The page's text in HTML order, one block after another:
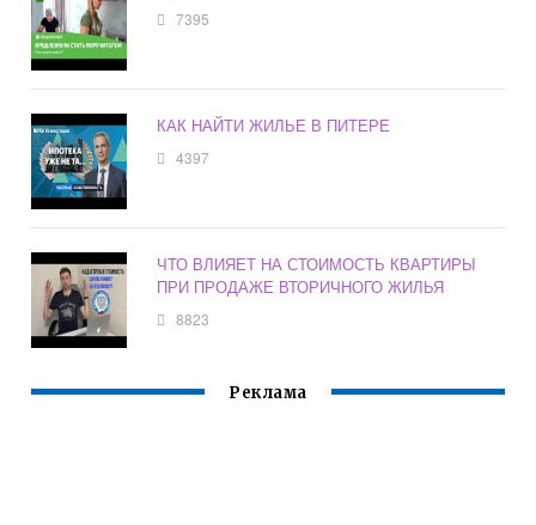
7395
КАК НАЙТИ ЖИЛЬЕ В ПИТЕРЕ
4397
ЧТО ВЛИЯЕТ НА СТОИМОСТЬ КВАРТИРЫ
ПРИ ПРОДАЖЕ ВТОРИЧНОГО ЖИЛЬЯ
8823
Реклама